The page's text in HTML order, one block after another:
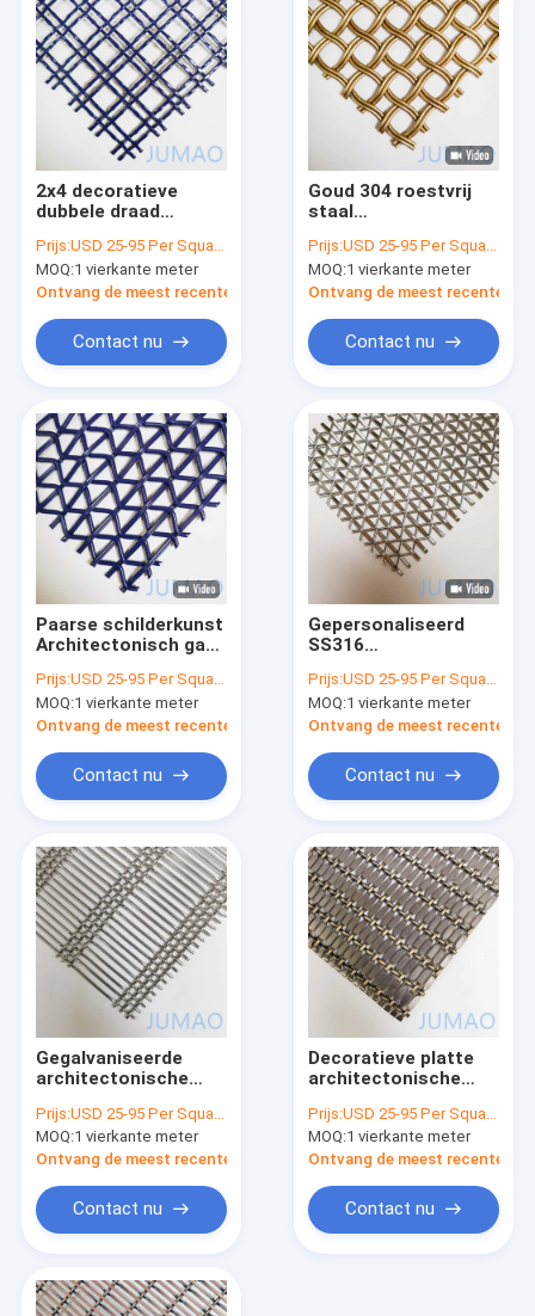
Producten
Over ons
Fabrieksreis
Kwaliteitscontrole
nieuws
Alle Gevallen
Vraag een offerte aan
Architectonisch gaas
roestvrijstalen watergordijn
Metalen gaasgordijnen
Metalen ketenverbindingsgordijnen
Glas met een maaslaag
Decoratief draadnetwerk
Metalen doekjes
2x4 decoratieve
dubbele draad
panelen voor kasten
Prijs:USD 25-95 Per Square Meter
MOQ:1 vierkante meter
Ontvang de meest recente Prijs
Contact nu
Goud 304 roestvrij
staal
decoratief gaas
scherm
Prijs:USD 25-95 Per Square Meter
MOQ:1 vierkante meter
Ontvang de meest recente
Contact nu
Paarse schilderkunst
Architectonisch gaas
scherm ODM
Prijs:USD 25-95 Per Square Meter
MOQ:1 vierkante meter
Ontvang de meest recente Prijs
Contact nu
Gepersonaliseerd
SS316
metalen gaas
Chroom staal
Prijs:USD 25-95 Per Square Meter
MOQ:1 vierkante meter
Ontvang de meest recente
Contact nu
Gegalvaniseerde
architectonische
metaal gaasplaten
Dividers
Prijs:USD 25-95 Per Square Meter
MOQ:1 vierkante meter
Ontvang de meest recente Prijs
Contact nu
Decoratieve platte
architectonische
Messing Chrome
afwerking
Prijs:USD 25-95 Per Square Meter
MOQ:1 vierkante meter
Ontvang de meest recente
Contact nu